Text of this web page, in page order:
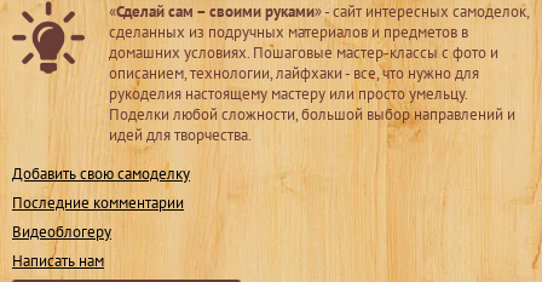
«Сделай сам – своими руками» - сайт интересных самоделок,
сделанных из подручных материалов и предметов в
домашних условиях. Пошаговые мастер-классы с фото и
описанием, технологии, лайфхаки - все, что нужно для
рукоделия настоящему мастеру или просто умельцу.
Поделки любой сложности, большой выбор направлений и
идей для творчества.
Добавить свою самоделку
Последние комментарии
Видеоблогеру
Написать нам